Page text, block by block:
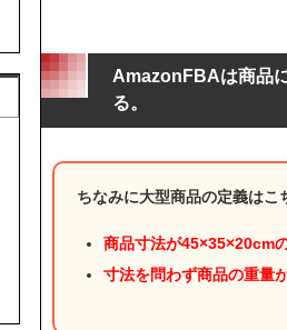
AmazonFBAは商品
る。
ちなみに大型商品の定義はこ
商品寸法が45×35×20cm
寸法を問わず商品の重量